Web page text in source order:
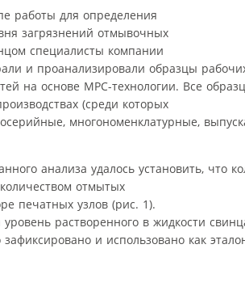
работы для определения
загрязнений отмывочных
специалисты компании
и проанализировали образцы
на основе MPC-технологии. Все
(среди которых
многономенклатурные,
анализа удалось установить,
отмытых
печатных узлов (рис. 1).
растворенного в жидкости
и использовано как